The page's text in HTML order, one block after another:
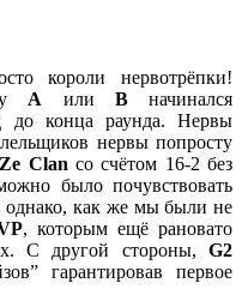
короли нервотрёпки!
А или В начинался
до конца раунда. Нервы
нервы попросту
Clan со счётом 16-2 без
было почувствовать
однако, как же мы были не
, которым ещё рановато
С другой стороны, G2
гарантировав первое